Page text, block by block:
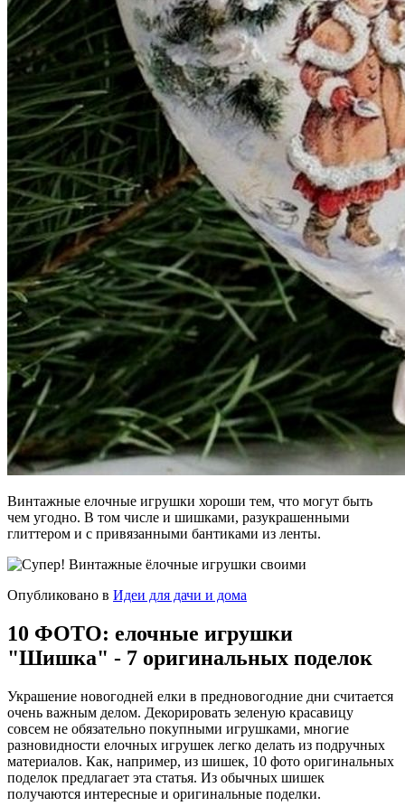
Винтажные елочные игрушки хороши тем, что могут быть
чем угодно. В том числе и шишками, разукрашенными
глиттером и с привязанными бантиками из ленты.
Опубликовано в Идеи для дачи и дома
10 ФОТО: елочные игрушки
"Шишка" - 7 оригинальных поделок
Украшение новогодней елки в предновогодние дни считается
очень важным делом. Декорировать зеленую красавицу
совсем не обязательно покупными игрушками, многие
разновидности елочных игрушек легко делать из подручных
материалов. Как, например, из шишек, 10 фото оригинальных
поделок предлагает эта статья. Из обычных шишек
получаются интересные и оригинальные поделки.